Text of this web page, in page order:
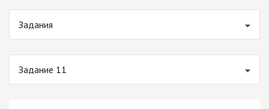
Задания
Задание 11